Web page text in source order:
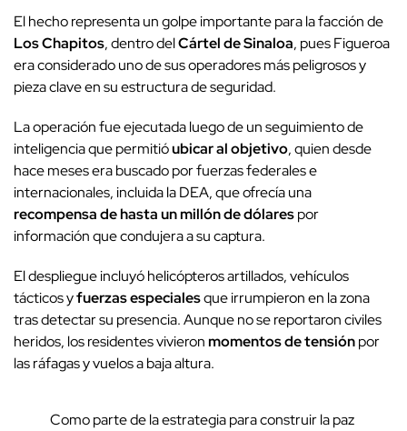
El hecho representa un golpe importante para la facción de
Los Chapitos, dentro delCártel de Sinaloa, pues Figueroa
era considerado uno de sus operadores más peligrosos y
pieza clave en su estructura de seguridad.
La operación fue ejecutada luego de un seguimiento de
inteligencia que permitióubicar al objetivo, quien desde
hace meses era buscado por fuerzas federales e
internacionales, incluida la DEA, que ofrecía una
recompensa de hasta un millón de dólarespor
información que condujera a su captura.
El despliegue incluyó helicópteros artillados, vehículos
tácticos yfuerzas especialesque irrumpieron en la zona
tras detectar su presencia. Aunque no se reportaron civiles
heridos, los residentes vivieronmomentos de tensiónpor
las ráfagas y vuelos a baja altura.
Como parte de la estrategia para construir la paz